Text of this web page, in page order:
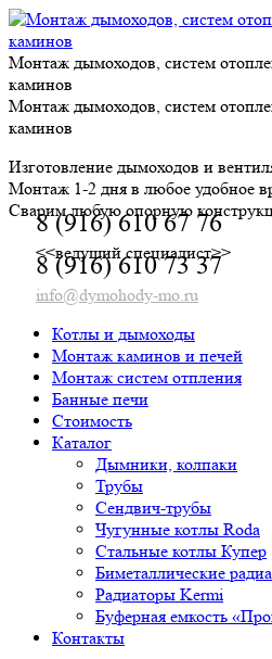
Skip
to
content
Монтаж дымоходов, систем
каминов
Монтаж дымоходов, систем
каминов
Изготовление дымоходов и
Монтаж 1-2 дня в любое удобное
Сварим любую опорную
8 (916) 610 67 76
<<ведущий специалист>>
8 (916) 610 73 37
info@dymohody-mo.ru
Котлы и дымоходы
Монтаж каминов и печей
Монтаж систем отпления
Банные печи
Стоимость
Каталог
Дымники, колпаки
Трубы
Сендвич-трубы
Чугунные котлы Roda
Стальные котлы Купер
Биметаллические
Радиаторы Kermi
Буферная емкость
Контакты